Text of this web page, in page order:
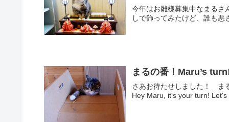
今年はお雛様募集中なまるさんで
しで飾ってみたけど、誰も
まるの番！Maru’s
さあお待たせしました！ ま
Hey Maru, it's your turn! Let's